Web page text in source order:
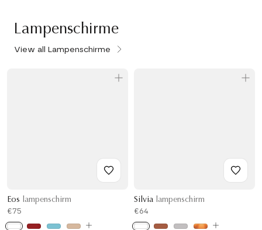
Lampenschirme
View all Lampenschirme
Eos
lampenschirm
€75
Silvia
lampenschirm
€64